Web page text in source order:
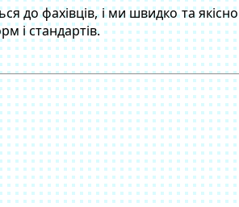
до фахівців, і ми швидко та якісно
і стандартів.